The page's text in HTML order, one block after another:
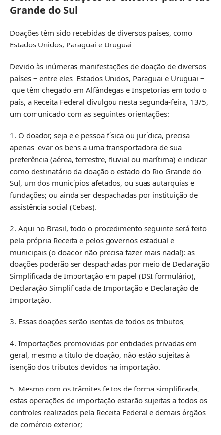
Grande do Sul
Doações têm sido recebidas de diversos países, como
Estados Unidos, Paraguai e Uruguai
Devido às inúmeras manifestações de doação de diversos
países ‒ entre eles Estados Unidos, Paraguai e Uruguai ‒
que têm chegado em Alfândegas e Inspetorias em todo o
país, a Receita Federal divulgou nesta segunda-feira, 13/5,
um comunicado com as seguintes orientações:
1. O doador, seja ele pessoa física ou jurídica, precisa
apenas levar os bens a uma transportadora de sua
preferência (aérea, terrestre, fluvial ou marítima) e indicar
como destinatário da doação o estado do Rio Grande do
Sul, um dos municípios afetados, ou suas autarquias e
fundações; ou ainda ser despachadas por instituição de
assistência social (Cebas).
2. Aqui no Brasil, todo o procedimento seguinte será feito
pela própria Receita e pelos governos estadual e
municipais (o doador não precisa fazer mais nada!): as
doações poderão ser despachadas por meio de Declaração
Simplificada de Importação em papel (DSI formulário),
Declaração Simplificada de Importação e Declaração de
Importação.
3. Essas doações serão isentas de todos os tributos;
4. Importações promovidas por entidades privadas em
geral, mesmo a título de doação, não estão sujeitas à
isenção dos tributos devidos na importação.
5. Mesmo com os trâmites feitos de forma simplificada,
estas operações de importação estarão sujeitas a todos os
controles realizados pela Receita Federal e demais órgãos
de comércio exterior;